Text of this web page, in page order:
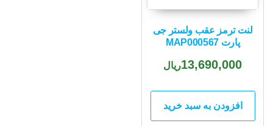
لنت ترمز عقب ولستر جی
پارت MAP000567
13,690,000ریال
افزودن به سبد خرید